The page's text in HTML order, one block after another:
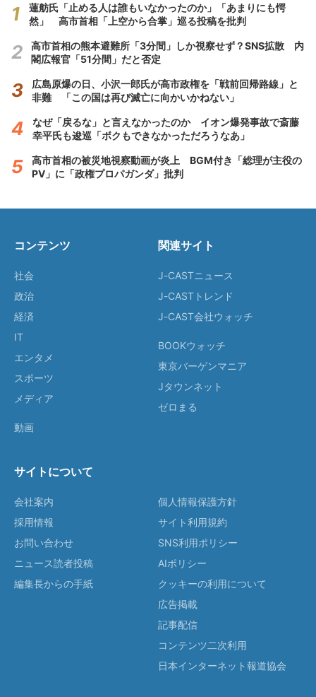
蓮舫氏「止める人は誰もいなかったのか」「あまりにも愕
然」 高市首相「上空から合掌」巡る投稿を批判
高市首相の熊本避難所「3分間」しか視察せず？SNS拡散 内
閣広報官「51分間」だと否定
広島原爆の日、小沢一郎氏が高市政権を「戦前回帰路線」と
非難 「この国は再び滅亡に向かいかねない」
なぜ「戻るな」と言えなかったのか イオン爆発事故で斎藤
幸平氏も逡巡「ボクもできなかっただろうなあ」
高市首相の被災地視察動画が炎上 BGM付き「総理が主役の
PV」に「政権プロパガンダ」批判
コンテンツ
社会
政治
経済
IT
エンタメ
スポーツ
メディア
動画
関連サイト
J-CASTニュース
J-CASTトレンド
J-CAST会社ウォッチ
BOOKウォッチ
東京バーゲンマニア
Jタウンネット
ゼロまる
サイトについて
会社案内
採用情報
お問い合わせ
ニュース読者投稿
編集長からの手紙
個人情報保護方針
サイト利用規約
SNS利用ポリシー
AIポリシー
クッキーの利用について
広告掲載
記事配信
コンテンツ二次利用
日本インターネット報道協会